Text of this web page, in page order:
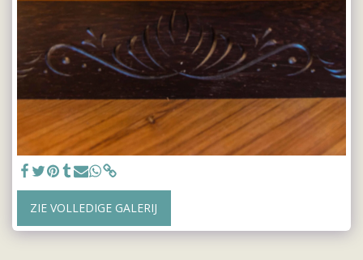
ZIE VOLLEDIGE GALERIJ